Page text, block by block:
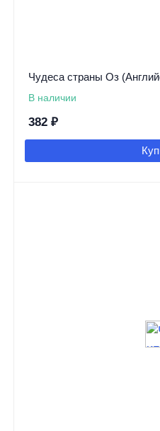
Чудеса страны Оз
В наличии
382 ₽